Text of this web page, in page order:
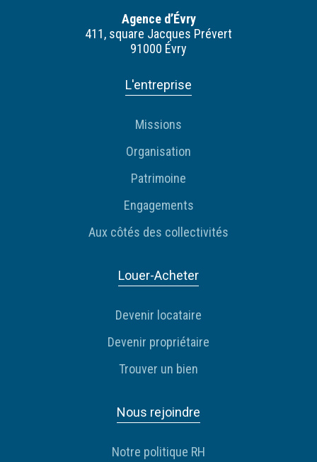
Agence d’Évry
411, square Jacques Prévert
91000 Évry
L'entreprise
Missions
Organisation
Patrimoine
Engagements
Aux côtés des collectivités
Louer-Acheter
Devenir locataire
Devenir propriétaire
Trouver un bien
Nous rejoindre
Notre politique RH